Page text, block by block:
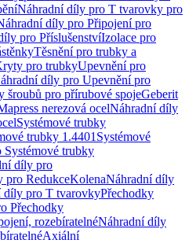
Náhradní díly pro T tvarovky pro
díly pro Připojení pro
pro PříslušenstvíIzolace pro
Těsnění pro trubky a
pro trubkyUpevnění pro
díly pro Upevnění pro
šroubů pro přírubové spojeGeberit
nerezová ocelNáhradní díly
Systémové trubky
trubky 1.4401 Systémové
trubky
díly pro
pro RedukceKolenaNáhradní díly
díly pro T tvarovkyPřechodky
Přechodky
rozebíratelnéNáhradní díly
Axiální